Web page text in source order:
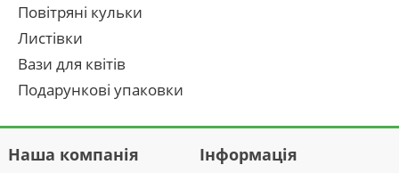
Повітряні кульки
Листівки
Вази для квітів
Подарункові упаковки
Наша компанія Інформація